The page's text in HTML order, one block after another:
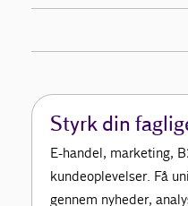
Styrk din
E-handel, marketing,
kundeoplevelser. Få
gennem nyheder,